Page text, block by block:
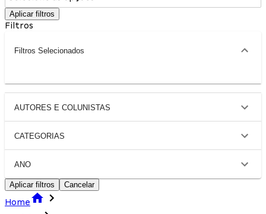
Aplicar filtros
Filtros
Filtros Selecionados
AUTORES E COLUNISTAS
CATEGORIAS
ANO
Aplicar filtros Cancelar
Home